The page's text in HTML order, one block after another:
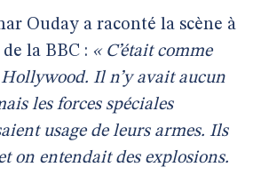
Ouday a raconté la scène à
la BBC : « C’était comme
Il n’y avait aucun
les forces spéciales
usage de leurs armes. Ils
on entendait des explosions.